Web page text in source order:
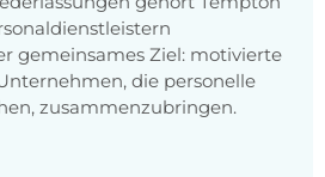
gemeinsames Ziel: motivierte
die personelle
zusammenzubringen.